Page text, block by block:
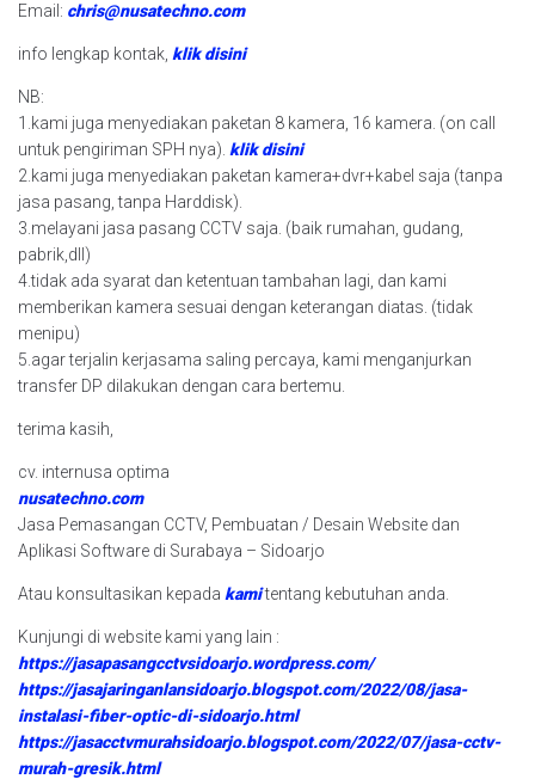
Email: chris@nusatechno.com
info lengkap kontak, klik disini
NB:
1.kami juga menyediakan paketan 8 kamera, 16 kamera. (on call
untuk pengiriman SPH nya). klik disini
2.kami juga menyediakan paketan kamera+dvr+kabel saja (tanpa
jasa pasang, tanpa Harddisk).
3.melayani jasa pasang CCTV saja. (baik rumahan, gudang,
pabrik,dll)
4.tidak ada syarat dan ketentuan tambahan lagi, dan kami
memberikan kamera sesuai dengan keterangan diatas. (tidak
menipu)
5.agar terjalin kerjasama saling percaya, kami menganjurkan
transfer DP dilakukan dengan cara bertemu.
terima kasih,
cv. internusa optima
nusatechno.com
Jasa Pemasangan CCTV, Pembuatan / Desain Website dan
Aplikasi Software di Surabaya – Sidoarjo
Atau konsultasikan kepada kamitentang kebutuhan anda.
Kunjungi di website kami yang lain :
https://jasapasangcctvsidoarjo.wordpress.com/
https://jasajaringanlansidoarjo.blogspot.com/2022/08/jasa-
instalasi-fiber-optic-di-sidoarjo.html
https://jasacctvmurahsidoarjo.blogspot.com/2022/07/jasa-cctv-
murah-gresik.html